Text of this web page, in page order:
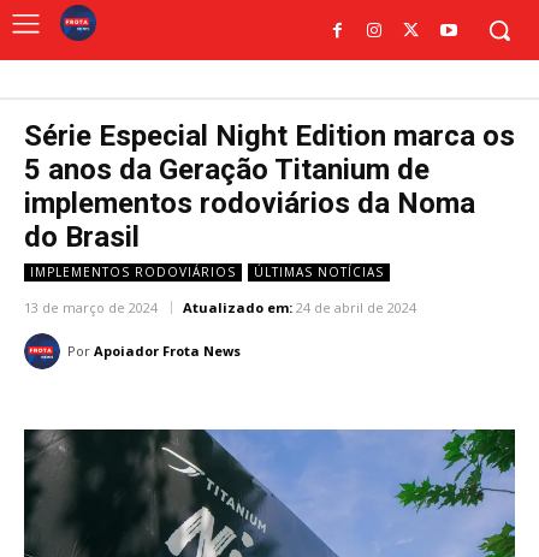
Série Especial Night Edition marca os
5 anos da Geração Titanium de
implementos rodoviários da Noma
do Brasil
IMPLEMENTOS RODOVIÁRIOS ÚLTIMAS NOTÍCIAS
13 de março de 2024 Atualizado em: 24 de abril de 2024
Por Apoiador Frota News